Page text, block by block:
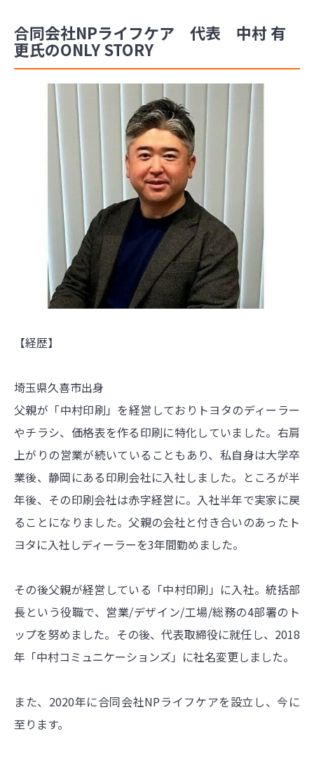
合同会社NPライフケア 代表 中村 有
更氏のONLY STORY
【経歴】
埼玉県久喜市出身
父親が「中村印刷」を経営しておりトヨタのディーラー
やチラシ、価格表を作る印刷に特化していました。右肩
上がりの営業が続いていることもあり、私自身は大学卒
業後、静岡にある印刷会社に入社しました。ところが半
年後、その印刷会社は赤字経営に。入社半年で実家に戻
ることになりました。父親の会社と付き合いのあったト
ヨタに入社しディーラーを3年間勤めました。
その後父親が経営している「中村印刷」に入社。統括部
長という役職で、営業/デザイン/工場/総務の4部署のト
ップを努めました。その後、代表取締役に就任し、2018
年「中村コミュニケーションズ」に社名変更しました。
また、2020年に合同会社NPライフケアを設立し、今に
至ります。